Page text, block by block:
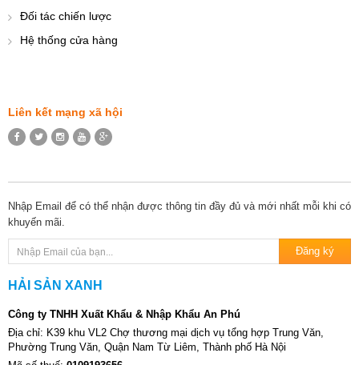
Đối tác chiến lược
Hệ thống cửa hàng
Liên kết mạng xã hội
Nhập Email để có thể nhận được thông tin đầy đủ và mới nhất mỗi khi có
khuyến mãi.
HẢI SẢN XANH
Công ty TNHH Xuất Khẩu & Nhập Khẩu An Phú
Địa chỉ: K39 khu VL2 Chợ thương mại dịch vụ tổng hợp Trung Văn,
Phường Trung Văn, Quận Nam Từ Liêm, Thành phố Hà Nội